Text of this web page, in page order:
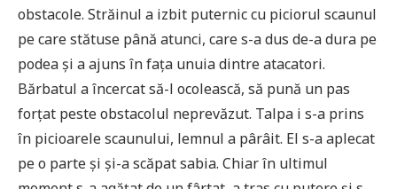
obstacole. Străinul a izbit puternic cu piciorul scaunul
pe care stătuse până atunci, care s-a dus de-a dura pe
podea și a ajuns în fața unuia dintre atacatori.
Bărbatul a încercat să-l ocolească, să pună un pas
forțat peste obstacolul neprevăzut. Talpa i s-a prins
în picioarele scaunului, lemnul a pârâit. El s-a aplecat
pe o parte și și-a scăpat sabia. Chiar în ultimul